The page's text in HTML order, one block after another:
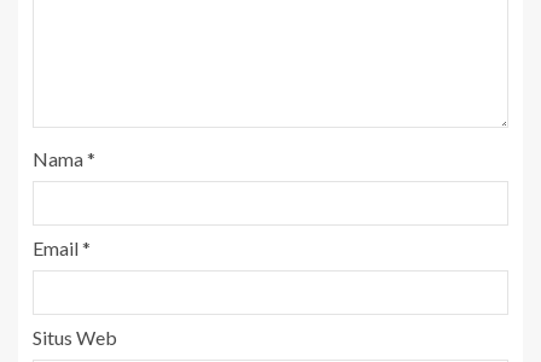
Nama*
Email*
Situs Web